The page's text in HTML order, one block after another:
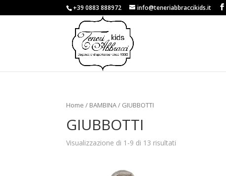
+39 0883 888972 info@teneriabbraccikids.it
Home / BAMBINA/ GIUBBOTTI
GIUBBOTTI
Visualizzazione di 1-9 di 13 risultati